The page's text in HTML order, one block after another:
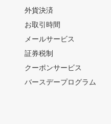
外貨決済
お取引時間
メールサービス
証券税制
クーポンサービス
バースデープログラム